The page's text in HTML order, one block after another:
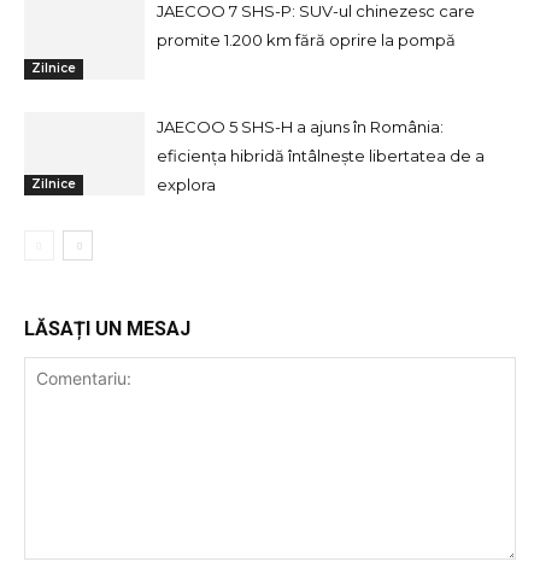
Zilnice
JAECOO 7 SHS-P: SUV-ul chinezesc care
promite 1.200 km fără oprire la pompă
Zilnice
JAECOO 5 SHS-H a ajuns în România:
eficiența hibridă întâlnește libertatea de a
explora
LĂSAȚI UN MESAJ